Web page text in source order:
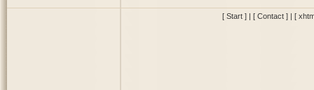
[ Start ] | [ Contact ] | [